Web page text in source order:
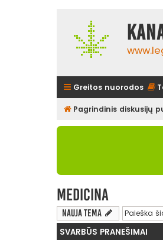
Greitos nuorodos
Pagrindinis diskusijų
Medicina
Nauja tema
SVARBŪS PRANEŠIMAI